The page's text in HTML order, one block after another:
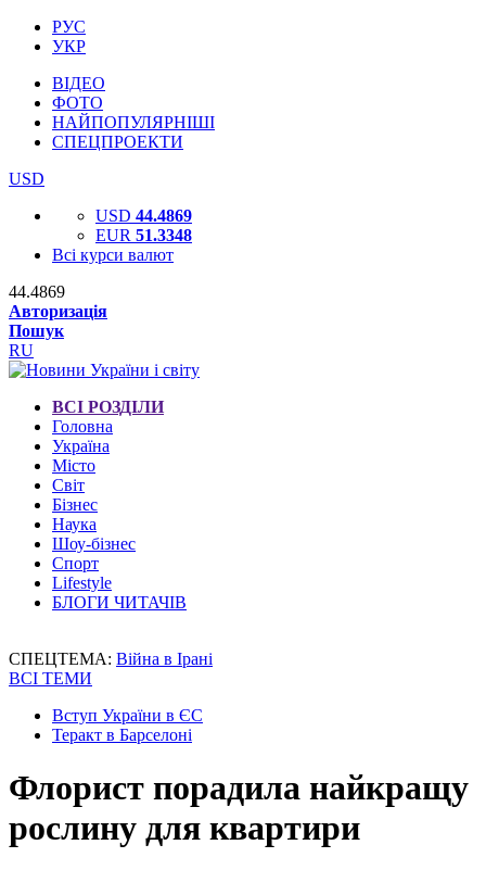
РУС
УКР
ВІДЕО
ФОТО
НАЙПОПУЛЯРНІШІ
СПЕЦПРОЕКТИ
USD
USD 44.4869
EUR 51.3348
Всі курси валют
44.4869
Авторизація
Пошук
RU
ВСІ РОЗДІЛИ
Головна
Україна
Місто
Світ
Бізнес
Наука
Шоу-бізнес
Спорт
Lifestyle
БЛОГИ ЧИТАЧІВ
СПЕЦТЕМА: Війна в Ірані
ВСІ ТЕМИ
Вступ України в ЄС
Теракт в Барселоні
Флорист порадила найкращу
рослину для квартири